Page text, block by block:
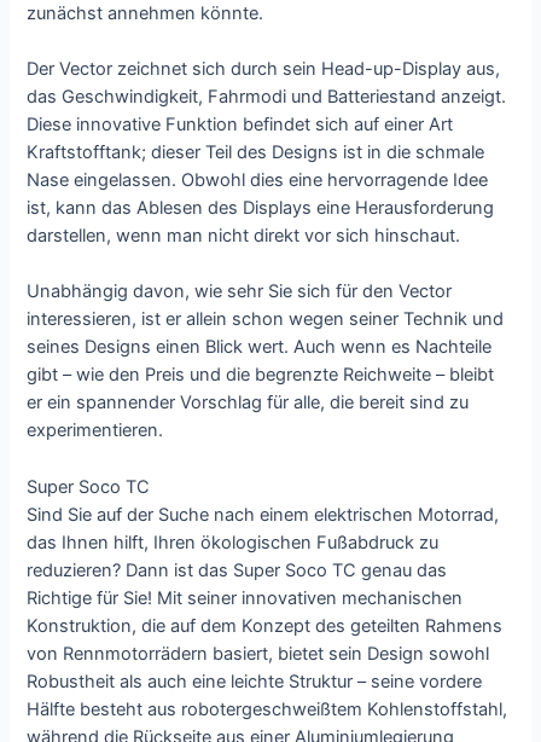
zunächst annehmen könnte.
Der Vector zeichnet sich durch sein Head-up-Display aus,
das Geschwindigkeit, Fahrmodi und Batteriestand anzeigt.
Diese innovative Funktion befindet sich auf einer Art
Kraftstofftank; dieser Teil des Designs ist in die schmale
Nase eingelassen. Obwohl dies eine hervorragende Idee
ist, kann das Ablesen des Displays eine Herausforderung
darstellen, wenn man nicht direkt vor sich hinschaut.
Unabhängig davon, wie sehr Sie sich für den Vector
interessieren, ist er allein schon wegen seiner Technik und
seines Designs einen Blick wert. Auch wenn es Nachteile
gibt – wie den Preis und die begrenzte Reichweite – bleibt
er ein spannender Vorschlag für alle, die bereit sind zu
experimentieren.
Super Soco TC
Sind Sie auf der Suche nach einem elektrischen Motorrad,
das Ihnen hilft, Ihren ökologischen Fußabdruck zu
reduzieren? Dann ist das Super Soco TC genau das
Richtige für Sie! Mit seiner innovativen mechanischen
Konstruktion, die auf dem Konzept des geteilten Rahmens
von Rennmotorrädern basiert, bietet sein Design sowohl
Robustheit als auch eine leichte Struktur – seine vordere
Hälfte besteht aus robotergeschweißtem Kohlenstoffstahl,
während die Rückseite aus einer Aluminiumlegierung